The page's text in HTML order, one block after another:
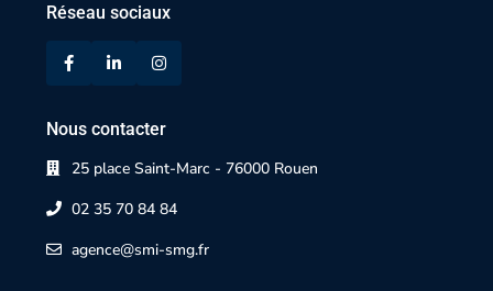
Réseau sociaux
Nous contacter
25 place Saint-Marc - 76000 Rouen
02 35 70 84 84
agence@smi-smg.fr